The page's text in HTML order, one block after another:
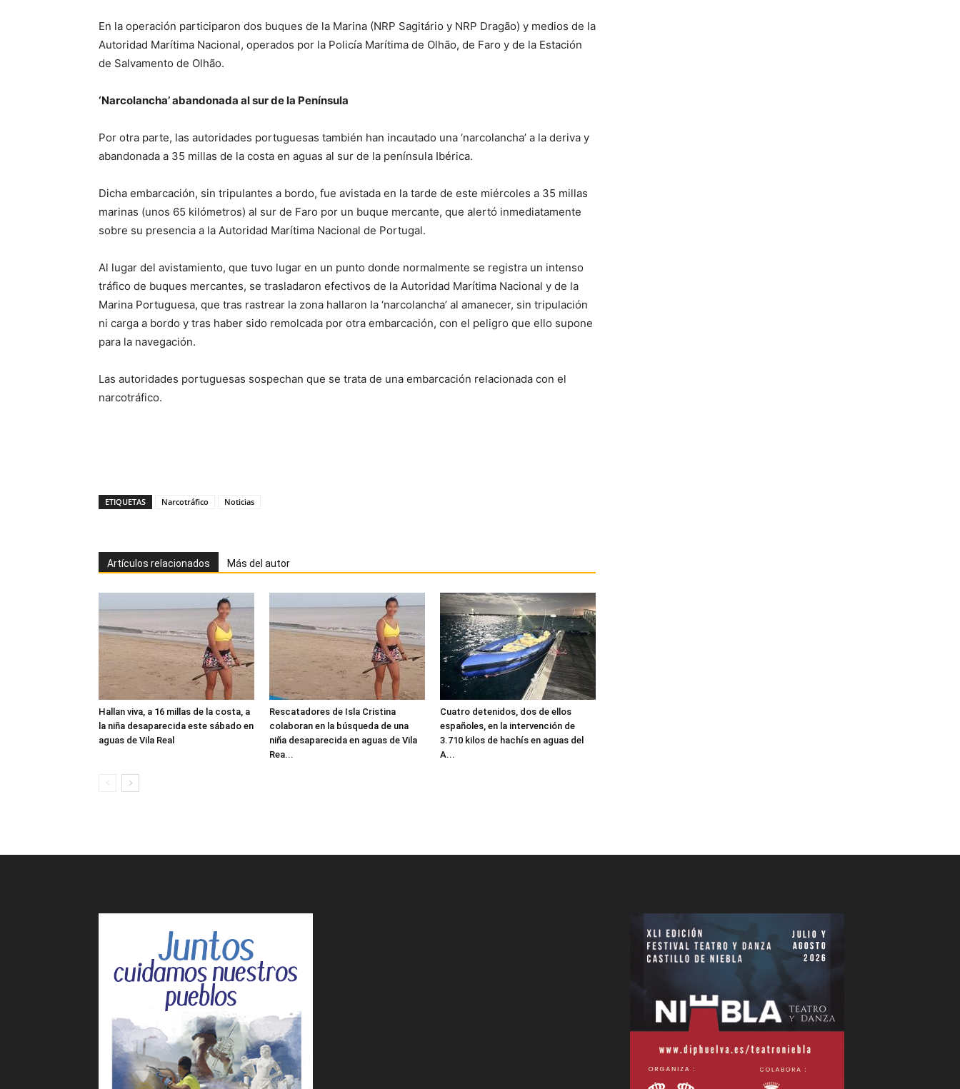
En la operación participaron dos buques de la Marina (NRP Sagitário y NRP Dragão) y medios de la
Autoridad Marítima Nacional, operados por la Policía Marítima de Olhão, de Faro y de la Estación
de Salvamento de Olhão.
‘Narcolancha’ abandonada al sur de la Península
Por otra parte, las autoridades portuguesas también han incautado una ‘narcolancha’ a la deriva y
abandonada a 35 millas de la costa en aguas al sur de la península Ibérica.
Dicha embarcación, sin tripulantes a bordo, fue avistada en la tarde de este miércoles a 35 millas
marinas (unos 65 kilómetros) al sur de Faro por un buque mercante, que alertó inmediatamente
sobre su presencia a la Autoridad Marítima Nacional de Portugal.
Al lugar del avistamiento, que tuvo lugar en un punto donde normalmente se registra un intenso
tráfico de buques mercantes, se trasladaron efectivos de la Autoridad Marítima Nacional y de la
Marina Portuguesa, que tras rastrear la zona hallaron la ‘narcolancha’ al amanecer, sin tripulación
ni carga a bordo y tras haber sido remolcada por otra embarcación, con el peligro que ello supone
para la navegación.
Las autoridades portuguesas sospechan que se trata de una embarcación relacionada con el
narcotráfico.
ETIQUETAS Narcotráfico Noticias
Artículos relacionados Más del autor
Hallan viva, a 16 millas de la costa, a
la niña desaparecida este sábado en
aguas de Vila Real
Rescatadores de Isla Cristina
colaboran en la búsqueda de una
niña desaparecida en aguas de Vila
Rea...
Cuatro detenidos, dos de ellos
españoles, en la intervención de
3.710 kilos de hachís en aguas del
A...